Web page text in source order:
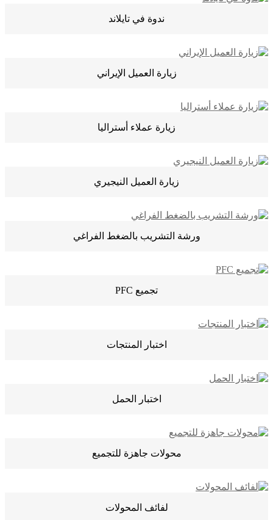
ندوة في تايلاند
زيارة العميل الإيراني
زيارة عملاء أستراليا
زيارة العميل النيجيري
ورشة التشريب بالضغط الفراغي
تجميع PFC
اختبار المنتجات
اختبار الحمل
محولات جاهزة للتجميع
لفائف المحولات